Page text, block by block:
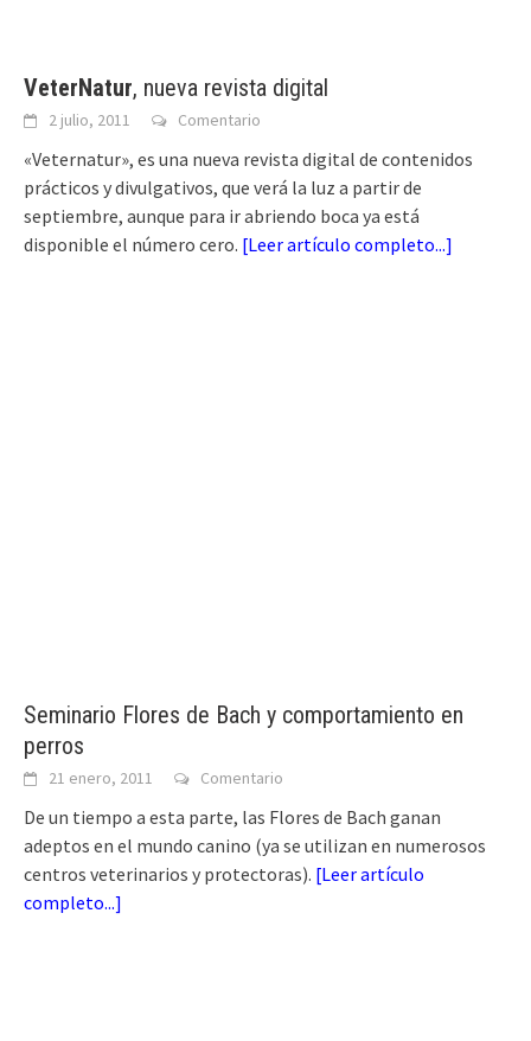
VeterNatur, nueva revista digital
2 julio, 2011 Comentario
«Veternatur», es una nueva revista digital de contenidos
prácticos y divulgativos, que verá la luz a partir de
septiembre, aunque para ir abriendo boca ya está
disponible el número cero. [Leer artículo completo...]
Seminario Flores de Bach y comportamiento en
perros
21 enero, 2011 Comentario
De un tiempo a esta parte, las Flores de Bach ganan
adeptos en el mundo canino (ya se utilizan en numerosos
centros veterinarios y protectoras). [Leer artículo
completo...]